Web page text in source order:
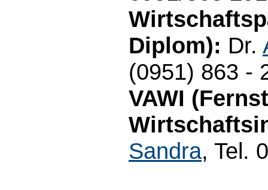
Diplom): Dr.
(0951) 863 -
VAWI
Sandra, Tel.